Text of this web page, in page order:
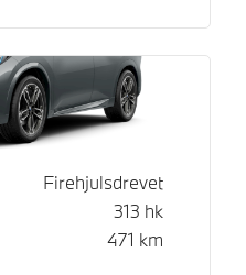
Firehjulsdrevet
313 hk
471 km